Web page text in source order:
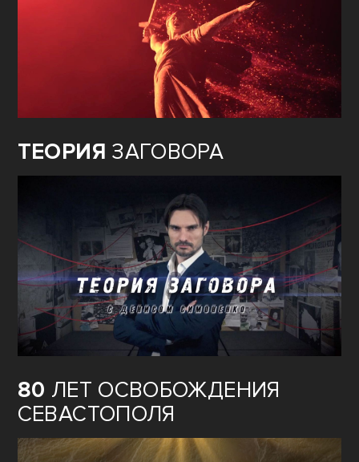
ТЕОРИЯ ЗАГОВОРА
80 ЛЕТ ОСВОБОЖДЕНИЯ
СЕВАСТОПОЛЯ